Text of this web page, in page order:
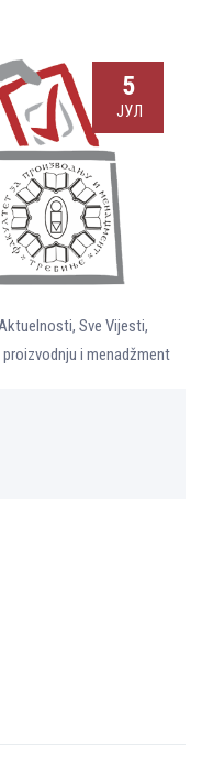
5
ЈУЛ
, Sve Vijesti,
i menadžment